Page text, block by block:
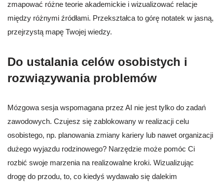
zmapować różne teorie akademickie i wizualizować relacje
między różnymi źródłami. Przekształca to górę notatek w jasną,
przejrzystą mapę Twojej wiedzy.
Do ustalania celów osobistych i
rozwiązywania problemów
Mózgowa sesja wspomagana przez AI nie jest tylko do zadań
zawodowych. Czujesz się zablokowany w realizacji celu
osobistego, np. planowania zmiany kariery lub nawet organizacji
dużego wyjazdu rodzinowego? Narzędzie może pomóc Ci
rozbić swoje marzenia na realizowalne kroki. Wizualizując
drogę do przodu, to, co kiedyś wydawało się dalekim